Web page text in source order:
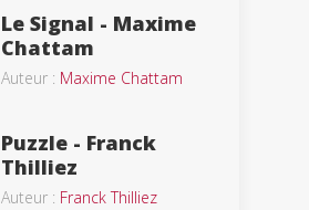
Le Signal - Maxime
Chattam
Auteur : Maxime Chattam
Puzzle - Franck
Thilliez
Auteur : Franck Thilliez